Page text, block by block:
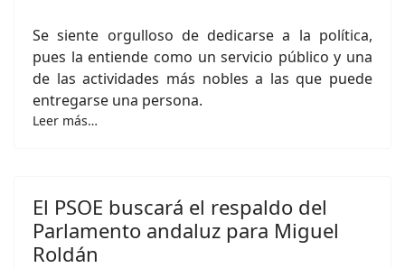
Se siente orgulloso de dedicarse a la política,
pues la entiende como un servicio público y una
de las actividades más nobles a las que puede
entregarse una persona.
Leer más…
El PSOE buscará el respaldo del
Parlamento andaluz para Miguel
Roldán